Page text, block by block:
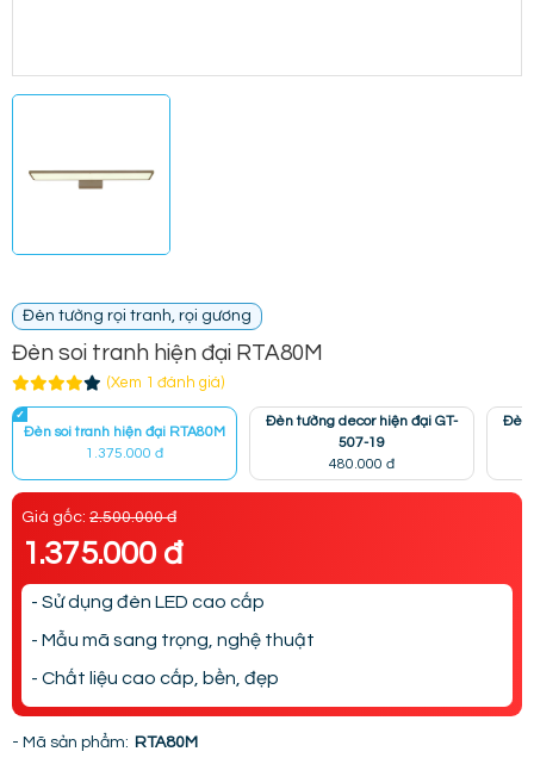
Đèn tường rọi tranh, rọi gương
Đèn soi tranh hiện đại RTA80M
(Xem 1 đánh giá)
Đèn soi tranh hiện đại RTA80M
1.375.000 đ
Đèn tường decor hiện đại GT-
507-19
480.000 đ
Đèn
Giá gốc: 2.500.000 đ
1.375.000 đ
- Sử dụng đèn LED cao cấp
- Mẫu mã sang trọng, nghệ thuật
- Chất liệu cao cấp, bền, đẹp
- Mã sản phẩm: RTA80M